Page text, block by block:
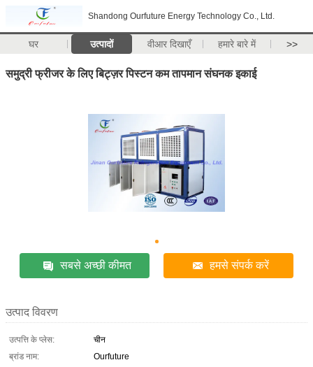
Shandong Ourfuture Energy Technology Co., Ltd.
घर उत्पादों वीआर दिखाएँ हमारे बारे में >>
समुद्री फ्रीजर के लिए बिट्ज़र पिस्टन कम तापमान संघनक इकाई
सबसे अच्छी कीमत हमसे संपर्क करें
उत्पाद विवरण
उत्पत्ति के प्लेस:
चीन
ब्रांड नाम:
Ourfuture